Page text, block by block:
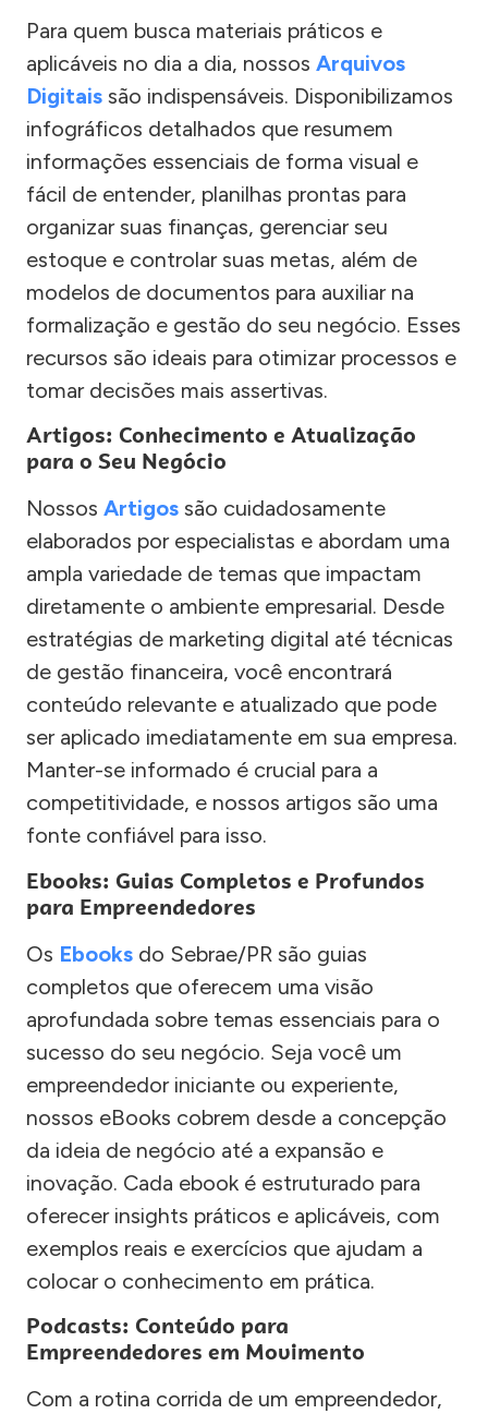
Para quem busca materiais práticos e
aplicáveis no dia a dia, nossos Arquivos
Digitais são indispensáveis. Disponibilizamos
infográficos detalhados que resumem
informações essenciais de forma visual e
fácil de entender, planilhas prontas para
organizar suas finanças, gerenciar seu
estoque e controlar suas metas, além de
modelos de documentos para auxiliar na
formalização e gestão do seu negócio. Esses
recursos são ideais para otimizar processos e
tomar decisões mais assertivas.
Artigos: Conhecimento e Atualização
para o Seu Negócio
Nossos Artigos são cuidadosamente
elaborados por especialistas e abordam uma
ampla variedade de temas que impactam
diretamente o ambiente empresarial. Desde
estratégias de marketing digital até técnicas
de gestão financeira, você encontrará
conteúdo relevante e atualizado que pode
ser aplicado imediatamente em sua empresa.
Manter-se informado é crucial para a
competitividade, e nossos artigos são uma
fonte confiável para isso.
Ebooks: Guias Completos e Profundos
para Empreendedores
Os Ebooks do Sebrae/PR são guias
completos que oferecem uma visão
aprofundada sobre temas essenciais para o
sucesso do seu negócio. Seja você um
empreendedor iniciante ou experiente,
nossos eBooks cobrem desde a concepção
da ideia de negócio até a expansão e
inovação. Cada ebook é estruturado para
oferecer insights práticos e aplicáveis, com
exemplos reais e exercícios que ajudam a
colocar o conhecimento em prática.
Podcasts: Conteúdo para
Empreendedores em Movimento
Com a rotina corrida de um empreendedor,